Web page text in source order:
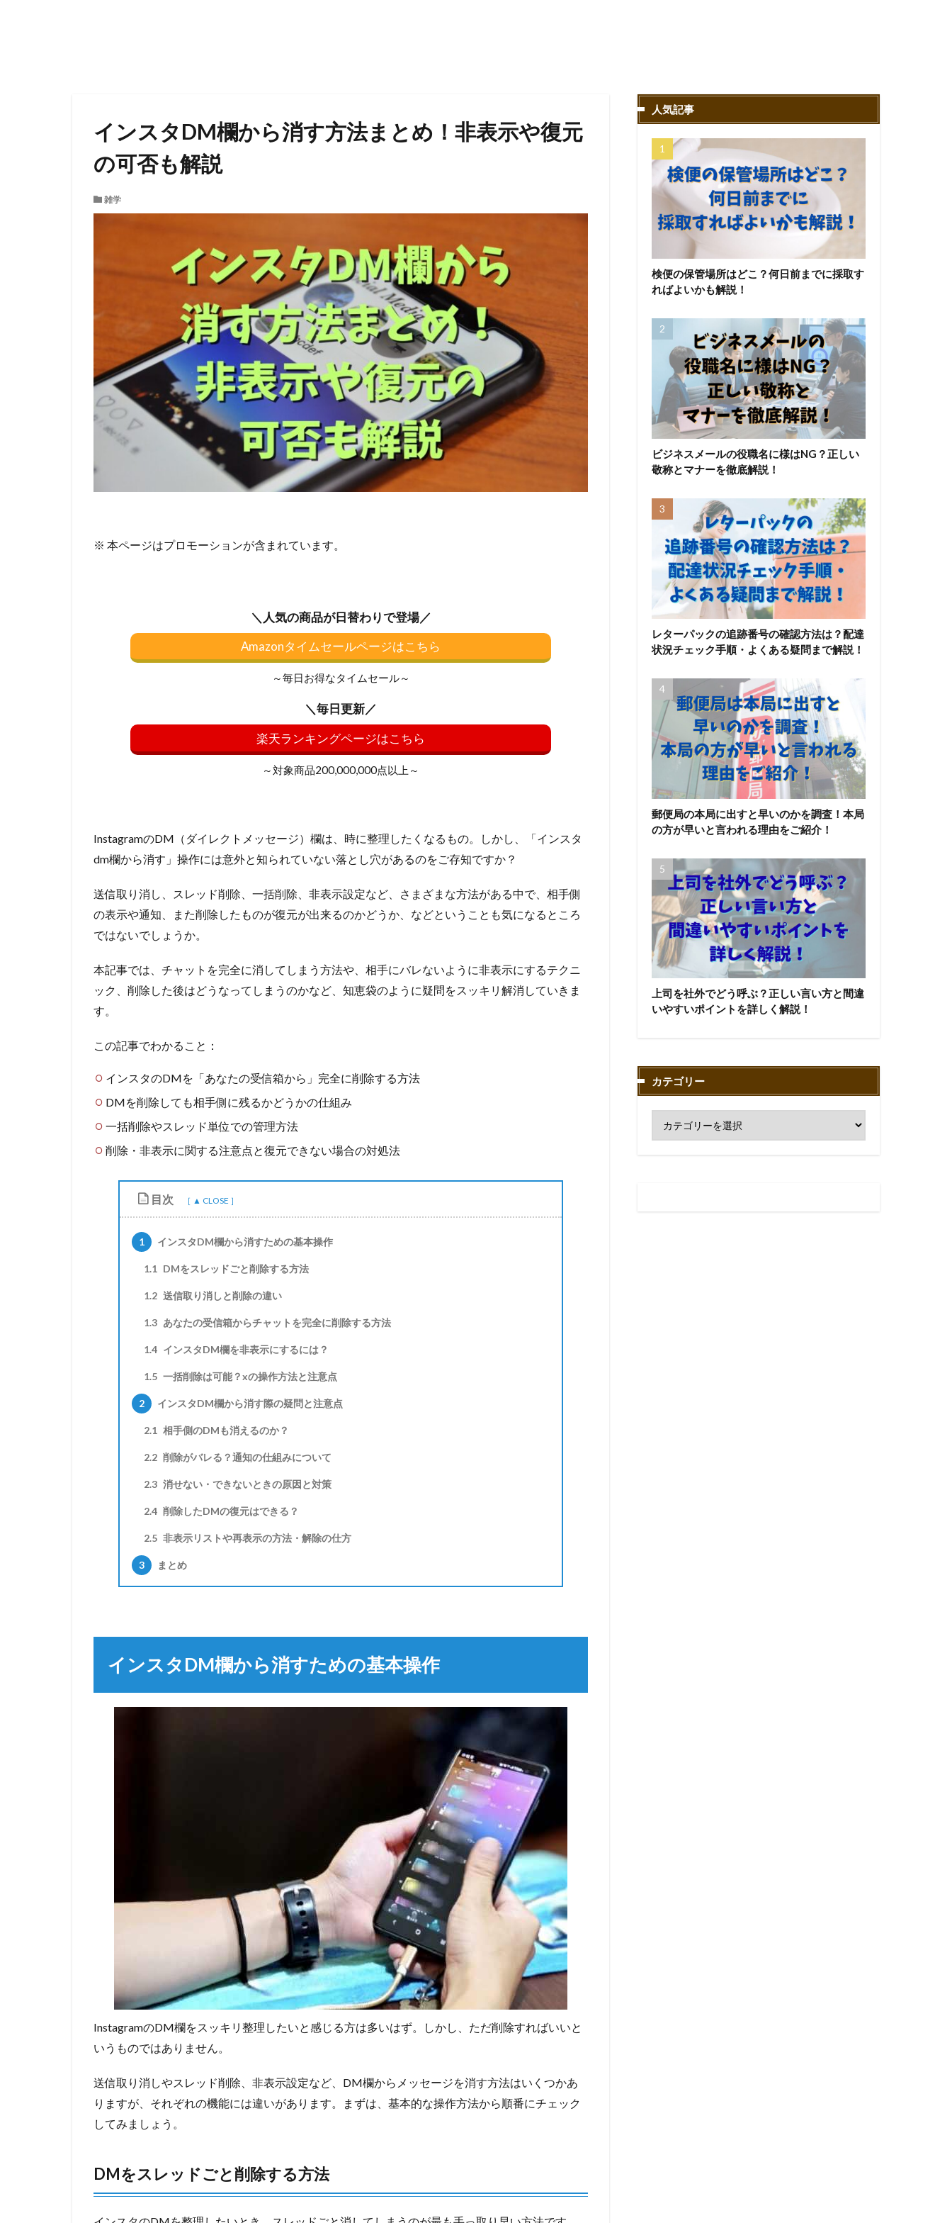
インスタDM欄から消す方法まとめ！非表示や復元
の可否も解説
雑学
※ 本ページはプロモーションが含まれています。
＼人気の商品が日替わりで登場／
Amazonタイムセールページはこちら
～毎日お得なタイムセール～
＼毎日更新／
楽天ランキングページはこちら
～対象商品200,000,000点以上～
InstagramのDM（ダイレクトメッセージ）欄は、時に整理したくなるもの。しかし、「インスタ
dm欄から消す」操作には意外と知られていない落とし穴があるのをご存知ですか？
送信取り消し、スレッド削除、一括削除、非表示設定など、さまざまな方法がある中で、相手側
の表示や通知、また削除したものが復元が出来るのかどうか、などということも気になるところ
ではないでしょうか。
本記事では、チャットを完全に消してしまう方法や、相手にバレないように非表示にするテクニ
ック、削除した後はどうなってしまうのかなど、知恵袋のように疑問をスッキリ解消していきま
す。
この記事でわかること：
インスタのDMを「あなたの受信箱から」完全に削除する方法
DMを削除しても相手側に残るかどうかの仕組み
一括削除やスレッド単位での管理方法
削除・非表示に関する注意点と復元できない場合の対処法
目次
1 インスタDM欄から消すための基本操作
1.1 DMをスレッドごと削除する方法
1.2 送信取り消しと削除の違い
1.3 あなたの受信箱からチャットを完全に削除する方法
1.4 インスタDM欄を非表示にするには？
1.5 一括削除は可能？xの操作方法と注意点
2 インスタDM欄から消す際の疑問と注意点
2.1 相手側のDMも消えるのか？
2.2 削除がバレる？通知の仕組みについて
2.3 消せない・できないときの原因と対策
2.4 削除したDMの復元はできる？
2.5 非表示リストや再表示の方法・解除の仕方
3 まとめ
インスタDM欄から消すための基本操作
InstagramのDM欄をスッキリ整理したいと感じる方は多いはず。しかし、ただ削除すればいいと
いうものではありません。
送信取り消しやスレッド削除、非表示設定など、DM欄からメッセージを消す方法はいくつかあ
りますが、それぞれの機能には違いがあります。まずは、基本的な操作方法から順番にチェック
してみましょう。
DMをスレッドごと削除する方法
人気記事
検便の保管場所はどこ？何日前までに採取す
ればよいかも解説！
ビジネスメールの役職名に様はNG？正しい
敬称とマナーを徹底解説！
レターパックの追跡番号の確認方法は？配達
状況チェック手順・よくある疑問まで解説！
郵便局の本局に出すと早いのかを調査！本局
の方が早いと言われる理由をご紹介！
上司を社外でどう呼ぶ？正しい言い方と間違
いやすいポイントを詳しく解説！
カテゴリー